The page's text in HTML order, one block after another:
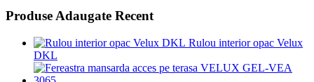
Produse Adaugate Recent
Rulou interior opac Velux
DKL